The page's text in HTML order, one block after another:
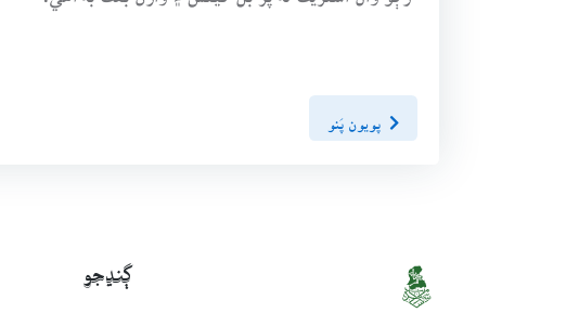
پويون پَنو
ڳنڍجو